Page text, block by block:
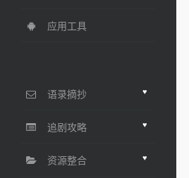
应用工具
语录摘抄 ♥
追剧攻略 ♥
资源整合 ♥